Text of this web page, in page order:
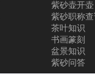
紫砂壶开壶
紫砂职称
茶叶知识
书画篆刻
盆景知识
紫砂问答